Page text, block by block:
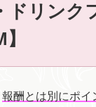
ドリンク
報酬とは別にポイ